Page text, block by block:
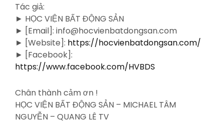
Tác giả:
► HỌC VIỆN BẤT ĐỘNG SẢN
► [Email]: info@hocvienbatdongsan.com
► [Website]: https://hocvienbatdongsan.com/
► [Facebook]:
https://www.facebook.com/HVBDS
Chân thành cảm ơn !
HỌC VIỆN BẤT ĐỘNG SẢN – MICHAEL TÂM
NGUYỄN – QUANG LÊ TV